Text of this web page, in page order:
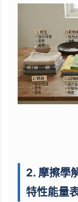
2. 摩擦學
特性能量